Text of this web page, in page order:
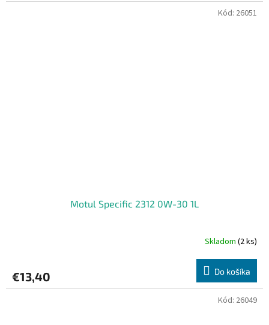
Motul Specific 2312 0W-30 1L
Skladom (2 ks)
€13,40 Do košíka
Kód: 26051
Kód: 26049